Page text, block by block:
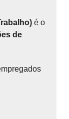
é o
de